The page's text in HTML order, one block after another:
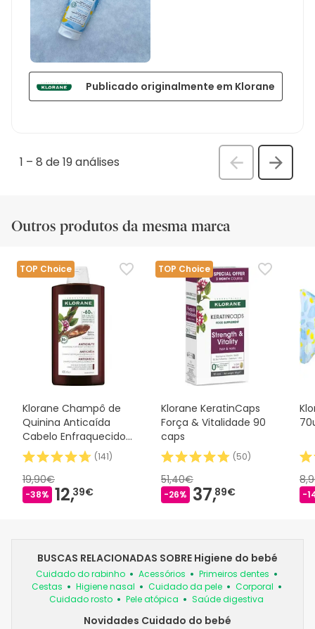
Publicado originalmente em Klorane
1 – 8 de 19análises
Anterior
Outros produtos da mesma marca
TOP Choice
Klorane Champô de
Quinina Anticaída
Cabelo Enfraquecido
400 ml
(141)
19,90€
-38% 12,39€
TOP Choice
Klorane KeratinCaps
Força & Vitalidade 90
caps
(50)
51,40€
-26% 37,89€ -
BUSCAS RELACIONADAS SOBRE Higiene do bebé
Cuidado do rabinho Acessórios
Primeiros dentes
Cestas
Higiene nasal Cuidado da pele
Corporal
Cuidado rosto
Pele atópica Saúde digestiva
Novidades Cuidado do bebé